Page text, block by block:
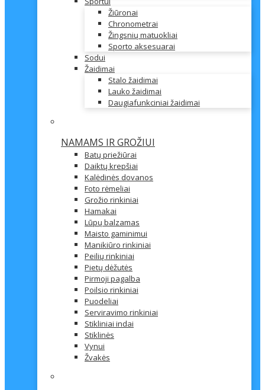
Žiūronai
Chronometrai
Žingsnių matuokliai
Sporto aksesuarai
Sodui
Žaidimai
Stalo žaidimai
Lauko žaidimai
Daugiafunkciniai žaidimai
NAMAMS IR GROŽIUI
Batų priežiūrai
Daiktų krepšiai
Kalėdinės dovanos
Foto rėmeliai
Grožio rinkiniai
Hamakai
Lūpų balzamas
Maisto gaminimui
Manikiūro rinkiniai
Peilių rinkiniai
Pietų dėžutės
Pirmoji pagalba
Poilsio rinkiniai
Puodeliai
Serviravimo rinkiniai
Stikliniai indai
Stiklinės
Vynui
Žvakės